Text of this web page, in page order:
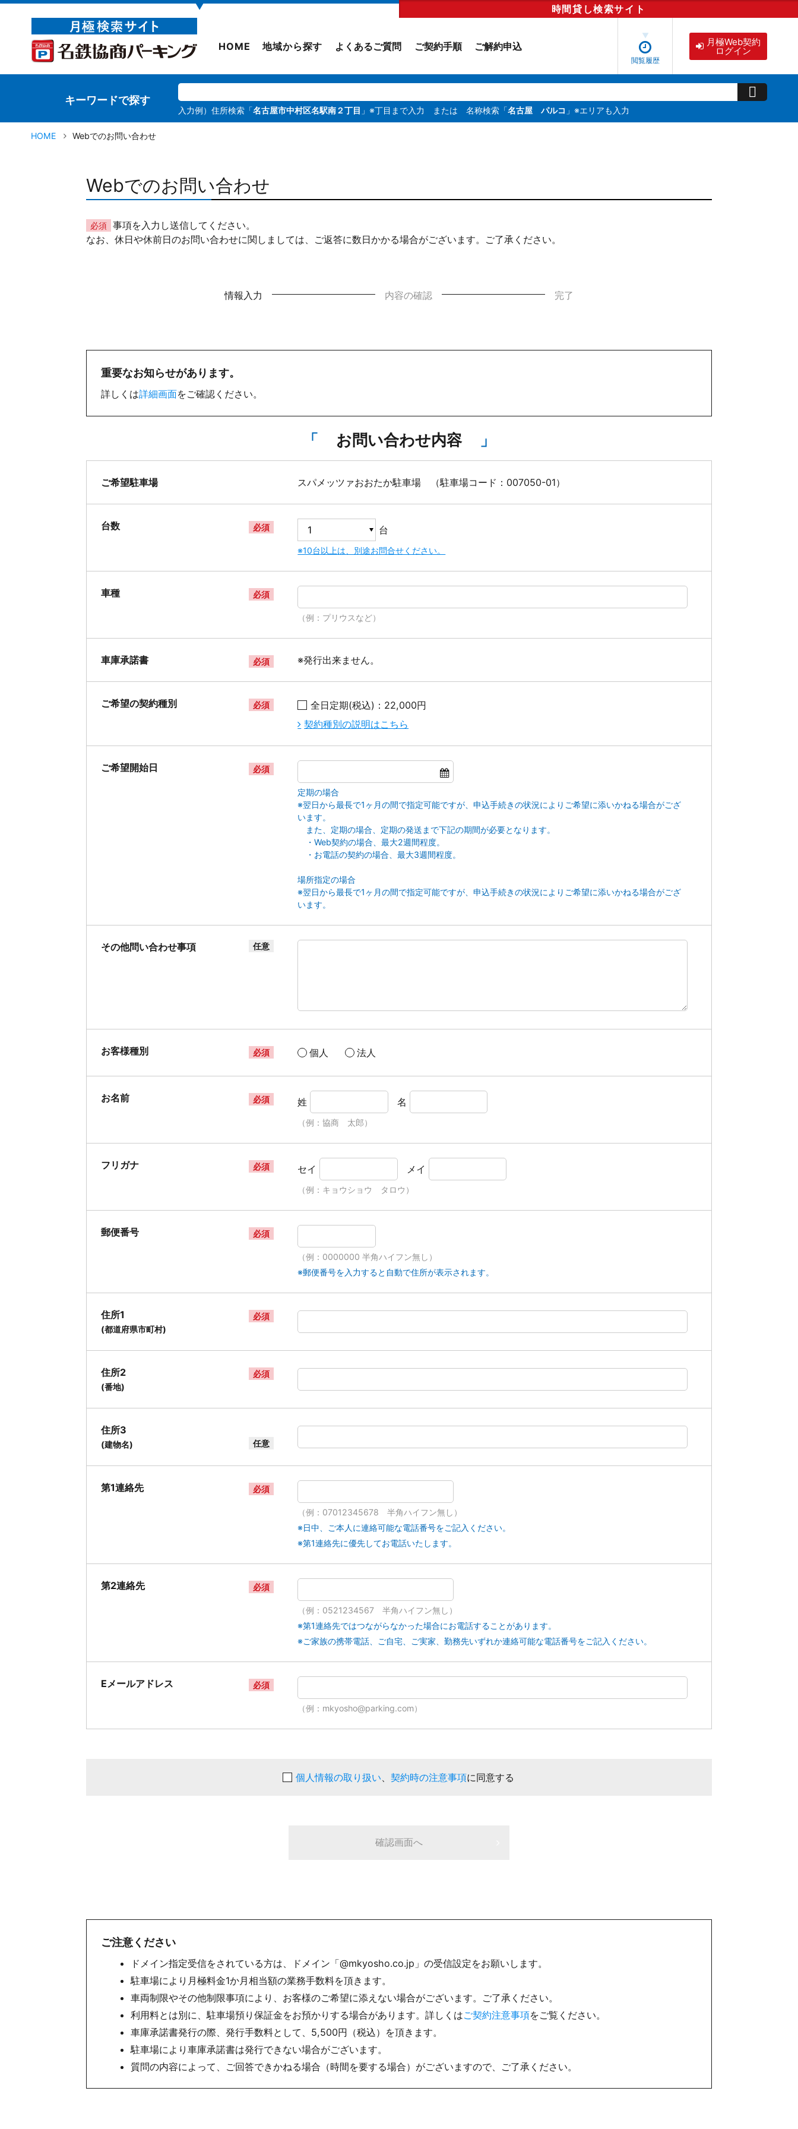
▼ 時間貸し検索サイト
HOME 地域から探す よくあるご質問 ご契約手順 ご解約申込
閲覧履歴
月極Web契約
ログイン
キーワードで探す
入力例）住所検索「名古屋市中村区名駅南２丁目 」※丁目まで入力 または 名称検索「名古屋 パルコ 」※エリアも入力
HOME Webでのお問い合わせ
Webでのお問い合わせ
必須 事項を入力し送信してください。
なお、休日や休前日のお問い合わせに関しましては、ご返答に数日かかる場合がございます。ご了承ください。
情報入力 内容の確認 完了
重要なお知らせがあります。
詳しくは詳細画面をご確認ください。
お問い合わせ内容
ご希望駐車場 スパメッツァおおたか駐車場 （駐車場コード：007050-01）
台数 必須 台
※10台以上は、別途お問合せください。
車種 必須
（例：プリウスなど）
車庫承諾書 必須 ※発行出来ません。
ご希望の契約種別 必須
全日定期(税込)：22,000円
契約種別の説明はこちら
ご希望開始日 必須
定期の場合
※翌日から最長で1ヶ月の間で指定可能ですが、申込手続きの状況によりご希望に添いかねる場合がござ
います。
また、定期の場合、定期の発送まで下記の期間が必要となります。
・Web契約の場合、最大2週間程度。
・お電話の契約の場合、最大3週間程度。
場所指定の場合
※翌日から最長で1ヶ月の間で指定可能ですが、申込手続きの状況によりご希望に添いかねる場合がござ
います。
その他問い合わせ事項 任意
お客様種別 必須 個人 法人
お名前 必須 姓 名
（例：協商 太郎）
フリガナ 必須 セイ メイ
（例：キョウショウ タロウ）
郵便番号 必須
（例：0000000 半角ハイフン無し）
※郵便番号を入力すると自動で住所が表示されます。
住所1
(都道府県市町村)
必須
住所2
(番地)
必須
住所3
(建物名) 任意
第1連絡先 必須
（例：07012345678 半角ハイフン無し）
※日中、ご本人に連絡可能な電話番号をご記入ください。
※第1連絡先に優先してお電話いたします。
第2連絡先 必須
（例：0521234567 半角ハイフン無し）
※第1連絡先ではつながらなかった場合にお電話することがあります。
※ご家族の携帯電話、ご自宅、ご実家、勤務先いずれか連絡可能な電話番号をご記入ください。
Eメールアドレス 必須
（例：mkyosho@parking.com）
個人情報の取り扱い 契約時の注意事項に同意する
ご注意ください
ドメイン指定受信をされている方は、ドメイン「@mkyosho.co.jp」の受信設定をお願いします。
駐車場により月極料金1か月相当額の業務手数料を頂きます。
車両制限やその他制限事項により、お客様のご希望に添えない場合がございます。ご了承ください。
利用料とは別に、駐車場預り保証金をお預かりする場合があります。詳しくはご契約注意事項をご覧ください。
車庫承諾書発行の際、発行手数料として、5,500円（税込）を頂きます。
駐車場により車庫承諾書は発行できない場合がございます。
質問の内容によって、ご回答できかねる場合（時間を要する場合）がございますので、ご了承ください。